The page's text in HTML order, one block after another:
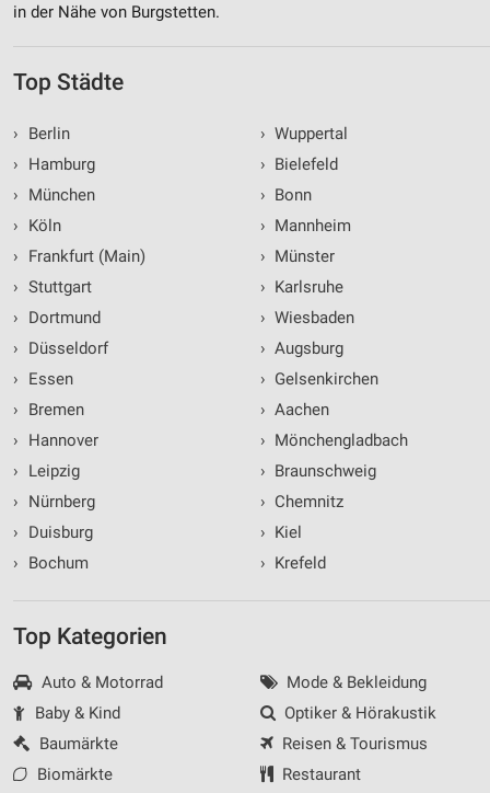
in der Nähe von Burgstetten.
Top Städte
›
Berlin
›
Hamburg
›
München
›
Köln
›
Frankfurt (Main)
› Stuttgart
›
Dortmund
›
Düsseldorf
›
Essen
›
Bremen
›
Hannover
›
Leipzig
›
Nürnberg
›
Duisburg
›
Bochum
› Wuppertal
› Bielefeld
› Bonn
› Mannheim
› Münster
› Karlsruhe
› Wiesbaden
› Augsburg
› Gelsenkirchen
› Aachen
› Mönchengladbach
› Braunschweig
› Chemnitz
› Kiel
› Krefeld
Top Kategorien
Auto & Motorrad
Baby & Kind
Baumärkte
Biomärkte
Mode & Bekleidung
Optiker & Hörakustik
Reisen & Tourismus
Restaurant